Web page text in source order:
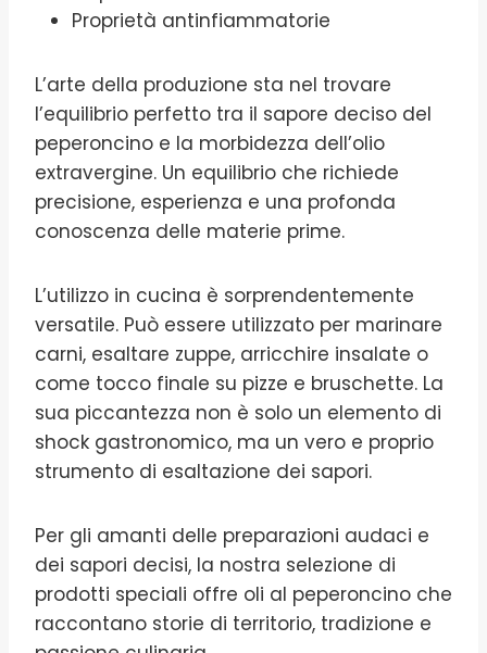
Proprietà antinfiammatorie
L’arte della produzione sta nel trovare
l’equilibrio perfetto tra il sapore deciso del
peperoncino e la morbidezza dell’olio
extravergine. Un equilibrio che richiede
precisione, esperienza e una profonda
conoscenza delle materie prime.
L’utilizzo in cucina è sorprendentemente
versatile. Può essere utilizzato per marinare
carni, esaltare zuppe, arricchire insalate o
come tocco finale su pizze e bruschette. La
sua piccantezza non è solo un elemento di
shock gastronomico, ma un vero e proprio
strumento di esaltazione dei sapori.
Per gli amanti delle preparazioni audaci e
dei sapori decisi, la nostra selezione di
prodotti speciali offre oli al peperoncino che
raccontano storie di territorio, tradizione e